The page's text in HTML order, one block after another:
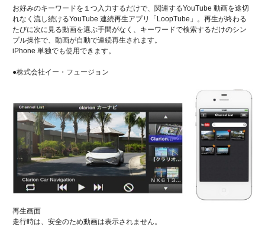
お好みのキーワードを１つ入力するだけで、関連するYouTube 動画を途切
れなく流し続けるYouTube 連続再生アプリ「LoopTube」。再生が終わる
たびに次に見る動画を選ぶ手間がなく、キーワードで検索するだけのシン
プル操作で、動画が自動で連続再生されます。
iPhone 単独でも使用できます。
●株式会社イー・フュージョン
再生画面
走行時は、安全のため動画は表示されません。